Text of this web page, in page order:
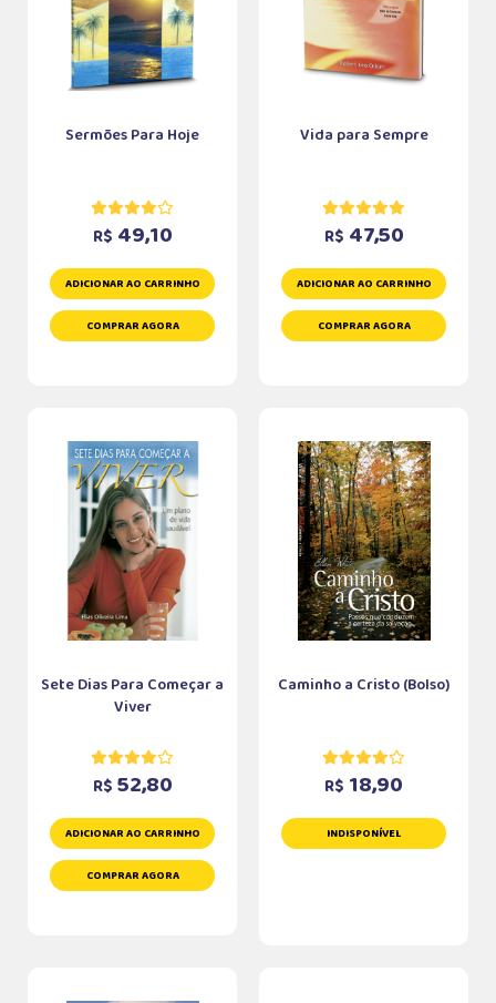
Sermões Para Hoje
R$ 49,10
ADICIONAR AO CARRINHO
COMPRAR AGORA
Vida para Sempre
R$ 47,50
ADICIONAR AO CARRINHO
COMPRAR AGORA
Sete Dias Para Começar a
Viver
R$ 52,80
ADICIONAR AO CARRINHO
COMPRAR AGORA
Caminho a Cristo (Bolso)
R$ 18,90
INDISPONÍVEL